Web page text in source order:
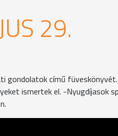
29.
gondolatok című
ismertek el. -Nyugdíjasok